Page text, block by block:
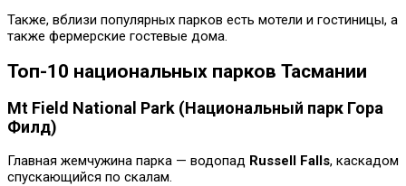
Также, вблизи популярных парков есть мотели и гостиницы, а
также фермерские гостевые дома.
Топ-10 национальных парков Тасмании
Mt Field National Park (Национальный парк Гора
Филд)
Главная жемчужина парка — водопад Russell Falls, каскадом
спускающийся по скалам.